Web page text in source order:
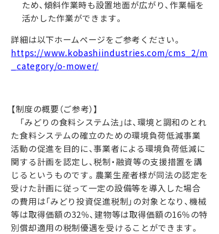
ため、傾斜作業時も設置地面が広がり、作業幅を
活かした作業ができます。
詳細は以下ホームページをご参考ください。
https://www.kobashiindustries.com/cms_2/m
_category/o-mower/
【制度の概要（ご参考）】
「みどりの食料システム法」は、環境と調和のとれ
た食料システムの確立のための環境負荷低減事業
活動の促進を目的に、事業者による環境負荷低減に
関する計画を認定し、税制・融資等の支援措置を講
じるというものです。農業生産者様が同法の認定を
受けた計画に従って一定の設備等を導入した場合
の費用は「みどり投資促進税制」の対象となり、機械
等は取得価額の32％、建物等は取得価額の16％の特
別償却適用の税制優遇を受けることができます。